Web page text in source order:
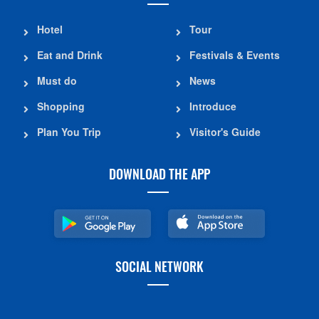
Hotel
Eat and Drink
Must do
Shopping
Plan You Trip
Tour
Festivals & Events
News
Introduce
Visitor's Guide
DOWNLOAD THE APP
SOCIAL NETWORK